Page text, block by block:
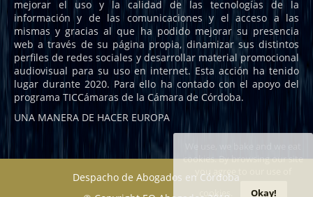
cookies. By browsing our site
you agree to our use of
cookies.
Okay!
mejorar el uso y la calidad de las tecnologías de la
información y de las comunicaciones y el acceso a las
mismas y gracias al que ha podido mejorar su presencia
web a través de su página propia, dinamizar sus distintos
perfiles de redes sociales y desarrollar material promocional
audiovisual para su uso en internet. Esta acción ha tenido
lugar durante 2020. Para ello ha contado con el apoyo del
programa TICCámaras de la Cámara de Córdoba.
UNA MANERA DE HACER EUROPA
Despacho de Abogados en Córdoba